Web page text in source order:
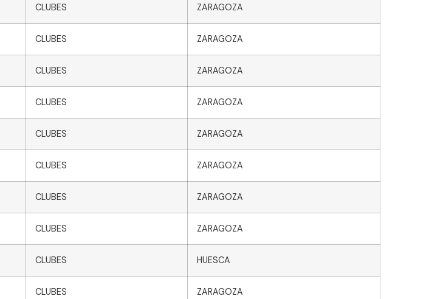
CLUBES ZARAGOZA
CLUBES ZARAGOZA
CLUBES ZARAGOZA
CLUBES ZARAGOZA
CLUBES ZARAGOZA
CLUBES ZARAGOZA
CLUBES ZARAGOZA
CLUBES ZARAGOZA
CLUBES HUESCA
CLUBES ZARAGOZA